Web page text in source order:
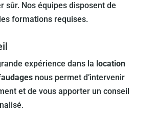
sûr. Nos équipes disposent de
formations requises.
expérience dans la location
nous permet d’intervenir
et de vous apporter un conseil